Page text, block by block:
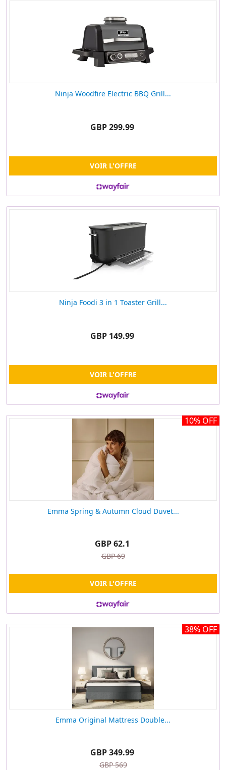
Ninja Woodfire Electric BBQ Grill...
GBP 299.99
VOIR L'OFFRE
Ninja Foodi 3 in 1 Toaster Grill...
GBP 149.99
VOIR L'OFFRE
10% OFF
Emma Spring & Autumn Cloud Duvet...
GBP 62.1
GBP 69
VOIR L'OFFRE
38% OFF
Emma Original Mattress Double...
GBP 349.99
GBP 569